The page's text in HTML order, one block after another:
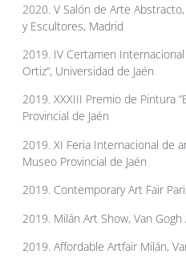
2020. V Salón de Arte
y Escultores, Madrid
2019. IV Certamen
Ortiz”, Universidad de Jaén
2019. XXXIII Premio de Pintura
Provincial de Jaén
2019. XI Feria Internacional de
Museo Provincial de Jaén
2019. Contemporary Art Fair
2019. Milán Art Show, Van
2019. Affordable Artfair Milán,